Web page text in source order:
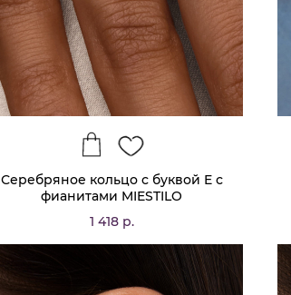
Серебряное кольцо с буквой E с
фианитами MIESTILO
1 418 р.